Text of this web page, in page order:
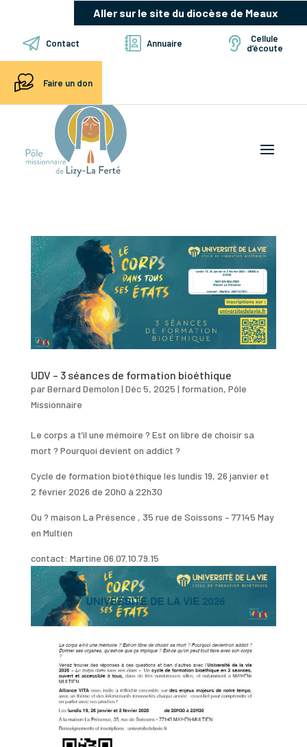
Aller sur le site du diocèse de Meaux
Contact Annuaire
Cellule
d’écoute
Faire un don
UDV – 3 séances de formation bioéthique
parBernard Demolon | Déc 5, 2025 | formation, Pôle
Missionnaire
Le corps a t’il une mémoire ? Est on libre de choisir sa
mort ? Pourquoi devient on addict ?
Cycle de formation biotéthique les lundis 19, 26 janvier et
2 février 2026 de 20h0 à 22h30
Ou ? maison La Présence , 35 rue de Soissons – 77145 May
en Multien
contact: Martine 06.07.10.79.15